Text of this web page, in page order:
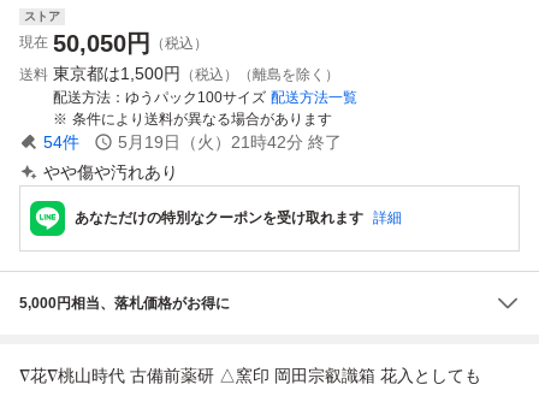
ストア
現在 50,050円
（税込）
送料 東京都は1,500円
（税込）（離島を除く）
配送方法
ゆうパック100サイズ 配送方法一覧
条件により送料が異なる場合があります
54件 5月19日（火）21時42分 終了
やや傷や汚れあり
あなただけの特別なクーポンを受け取れます 詳細
5,000円相当、落札価格がお得に
∇花∇桃山時代 古備前薬研 △窯印 岡田宗叡識箱 花入としても